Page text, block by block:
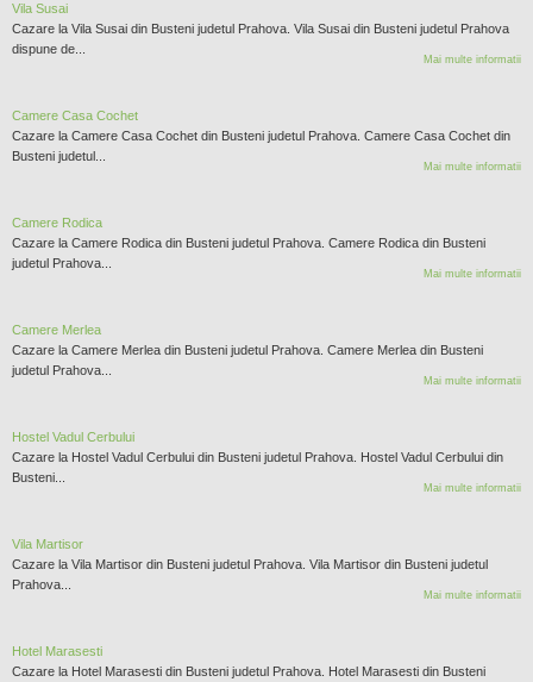
Vila Susai
Cazare la Vila Susai din Busteni judetul Prahova. Vila Susai din Busteni judetul Prahova
dispune de...
Mai multe informatii
Camere Casa Cochet
Cazare la Camere Casa Cochet din Busteni judetul Prahova. Camere Casa Cochet din
Busteni judetul...
Mai multe informatii
Camere Rodica
Cazare la Camere Rodica din Busteni judetul Prahova. Camere Rodica din Busteni
judetul Prahova...
Mai multe informatii
Camere Merlea
Cazare la Camere Merlea din Busteni judetul Prahova. Camere Merlea din Busteni
judetul Prahova...
Mai multe informatii
Hostel Vadul Cerbului
Cazare la Hostel Vadul Cerbului din Busteni judetul Prahova. Hostel Vadul Cerbului din
Busteni...
Mai multe informatii
Vila Martisor
Cazare la Vila Martisor din Busteni judetul Prahova. Vila Martisor din Busteni judetul
Prahova...
Mai multe informatii
Hotel Marasesti
Cazare la Hotel Marasesti din Busteni judetul Prahova. Hotel Marasesti din Busteni